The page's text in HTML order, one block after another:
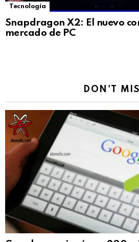
Tecnología
Snapdragon X2: El nuevo
mercado de PC
DON'T